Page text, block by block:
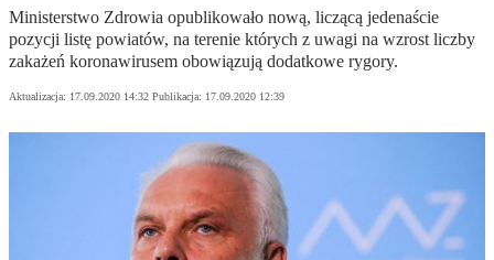
Ministerstwo Zdrowia opublikowało nową, liczącą jedenaście
pozycji listę powiatów, na terenie których z uwagi na wzrost liczby
zakażeń koronawirusem obowiązują dodatkowe rygory.
Aktualizacja: 17.09.2020 14:32 Publikacja: 17.09.2020 12:39